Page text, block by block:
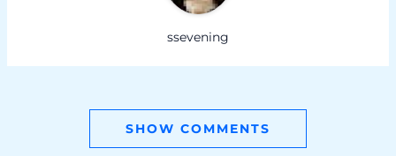
ssevening
SHOW COMMENTS